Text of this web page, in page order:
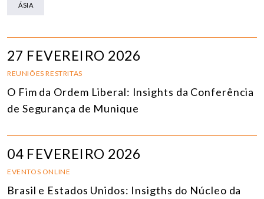
ÁSIA
27 FEVEREIRO 2026
REUNIÕES RESTRITAS
O Fim da Ordem Liberal: Insights da Conferência
de Segurança de Munique
04 FEVEREIRO 2026
EVENTOS ONLINE
Brasil e Estados Unidos: Insigths do Núcleo da